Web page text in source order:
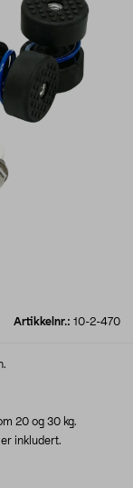
Artikkelnr.: 10-2-470
20 og 30 kg.
inkludert.